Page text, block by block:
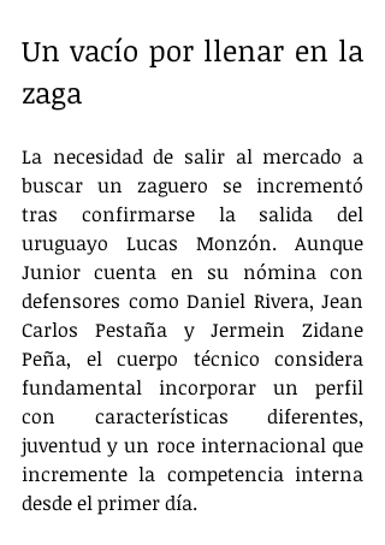
Un vacío por llenar en la
zaga
La necesidad de salir al mercado a
buscar un zaguero se incrementó
tras confirmarse la salida del
uruguayo Lucas Monzón. Aunque
Junior cuenta en su nómina con
defensores como Daniel Rivera, Jean
Carlos Pestaña y Jermein Zidane
Peña, el cuerpo técnico considera
fundamental incorporar un perfil
con características diferentes,
juventud y un roce internacional que
incremente la competencia interna
desde el primer día.